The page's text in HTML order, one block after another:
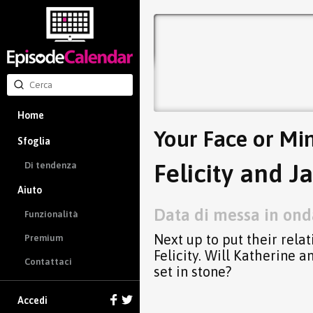
Home
Sfoglia
Di tendenza
Aiuto
Funzionalità
Premium
Contattaci
Accedi
Your Face or
Felicity and
Data di messa in
Next up to put their
Felicity. Will Katherine
set in stone?